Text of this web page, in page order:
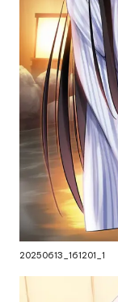
20250613_161201_1